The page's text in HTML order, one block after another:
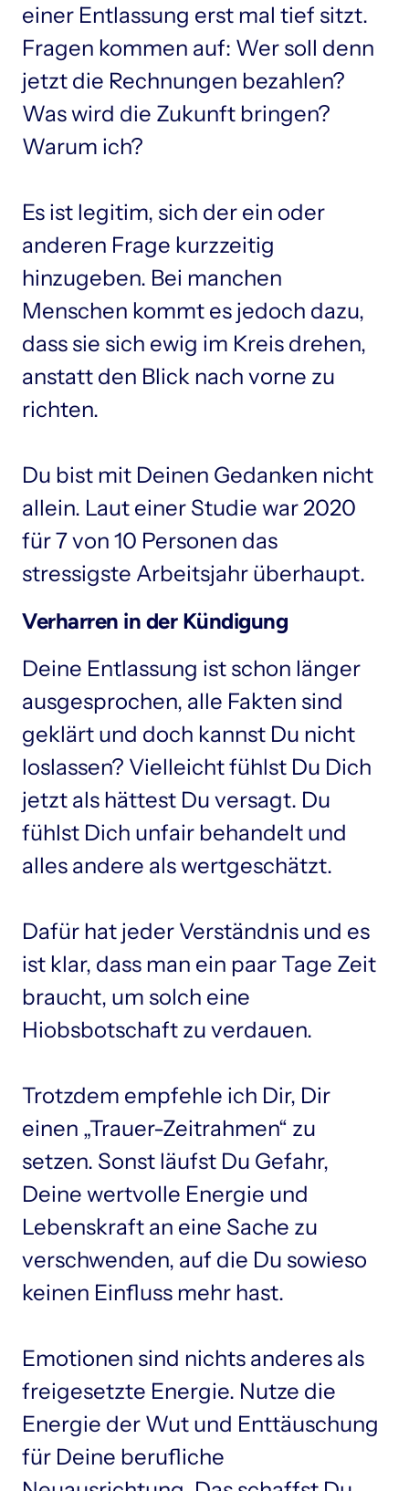
einer Entlassung erst mal tief sitzt.
Fragen kommen auf: Wer soll denn
jetzt die Rechnungen bezahlen?
Was wird die Zukunft bringen?
Warum ich?
Es ist legitim, sich der ein oder
anderen Frage kurzzeitig
hinzugeben. Bei manchen
Menschen kommt es jedoch dazu,
dass sie sich ewig im Kreis drehen,
anstatt den Blick nach vorne zu
richten.
Du bist mit Deinen Gedanken nicht
allein. Laut einer Studie war 2020
für 7 von 10 Personen das
Verharren in der Kündigung
Deine Entlassung ist schon länger
ausgesprochen, alle Fakten sind
geklärt und doch kannst Du nicht
loslassen? Vielleicht fühlst Du Dich
jetzt als hättest Du versagt. Du
fühlst Dich unfair behandelt und
alles andere als wertgeschätzt.
Dafür hat jeder Verständnis und es
ist klar, dass man ein paar Tage Zeit
braucht, um solch eine
Hiobsbotschaft zu verdauen.
Trotzdem empfehle ich Dir, Dir
einen „Trauer-Zeitrahmen“ zu
setzen. Sonst läufst Du Gefahr,
Deine wertvolle Energie und
Lebenskraft an eine Sache zu
verschwenden, auf die Du sowieso
keinen Einfluss mehr hast.
Emotionen sind nichts anderes als
freigesetzte Energie. Nutze die
Energie der Wut und Enttäuschung
für Deine berufliche